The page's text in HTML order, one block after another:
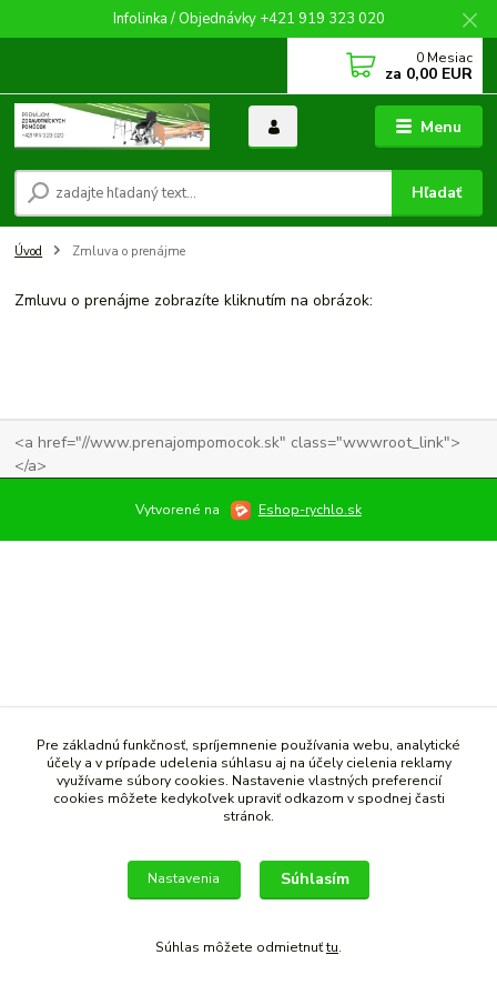
Infolinka / Objednávky +421 919 323 020
Menu
Hľadať
0 Mesiac
za 0,00 EUR
Úvod Zmluva o prenájme
Zmluvu o prenájme zobrazíte kliknutím na obrázok:
<a href="//www.prenajompomocok.sk" class="wwwroot_link">
</a>
Vytvorené na Eshop-rychlo.sk
Pre základnú funkčnosť, spríjemnenie používania webu, analytické
účely a v prípade udelenia súhlasu aj na účely cielenia reklamy
využívame súbory cookies. Nastavenie vlastných preferencií
cookies môžete kedykoľvek upraviť odkazom v spodnej časti
stránok.
Nastavenia Súhlasím
Súhlas môžete odmietnuťtu.